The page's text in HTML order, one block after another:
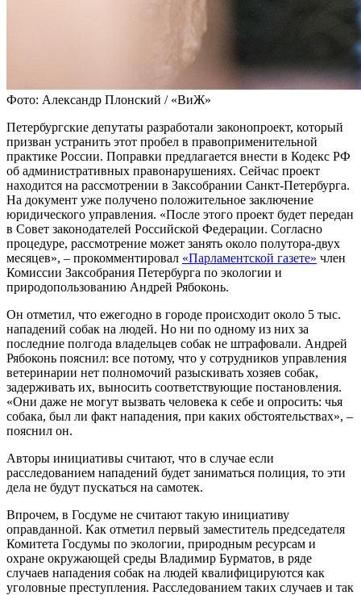
Фото: Александр Плонский / «ВиЖ»
Петербургские депутаты разработали законопроект, который
призван устранить этот пробел в правоприменительной
практике России. Поправки предлагается внести в Кодекс РФ
об административных правонарушениях. Сейчас проект
находится на рассмотрении в Заксобрании Санкт-Петербурга.
На документ уже получено положительное заключение
юридического управления. «После этого проект будет передан
в Совет законодателей Российской Федерации. Согласно
процедуре, рассмотрение может занять около полутора-двух
месяцев», – прокомментировал «Парламентской газете» член
Комиссии Заксобрания Петербурга по экологии и
природопользованию Андрей Рябоконь.
Он отметил, что ежегодно в городе происходит около 5 тыс.
нападений собак на людей. Но ни по одному из них за
последние полгода владельцев собак не штрафовали. Андрей
Рябоконь пояснил: все потому, что у сотрудников управления
ветеринарии нет полномочий разыскивать хозяев собак,
задерживать их, выносить соответствующие постановления.
«Они даже не могут вызвать человека к себе и опросить: чья
собака, был ли факт нападения, при каких обстоятельствах», –
пояснил он.
Авторы инициативы считают, что в случае если
расследованием нападений будет заниматься полиция, то эти
дела не будут пускаться на самотек.
Впрочем, в Госдуме не считают такую инициативу
оправданной. Как отметил первый заместитель председателя
Комитета Госдумы по экологии, природным ресурсам и
охране окружающей среды Владимир Бурматов, в ряде
случаев нападения собак на людей квалифицируются как
уголовные преступления. Расследованием таких случаев и так